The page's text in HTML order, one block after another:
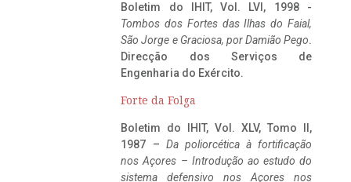
Boletim do IHIT, Vol. LVI, 1998 -
Tombos dos Fortes das Ilhas do Faial,
São Jorge e Graciosa, por Damião Pego.
Direcção dos Serviços de
Engenharia do Exército.
Forte da Folga
Boletim do IHIT, Vol. XLV, Tomo II,
1987 – Da poliorcética à fortificação
nos Açores – Introdução ao estudo do
sistema defensivo nos Açores nos